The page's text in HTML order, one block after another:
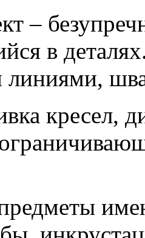
–
в
линиями,
кресел,